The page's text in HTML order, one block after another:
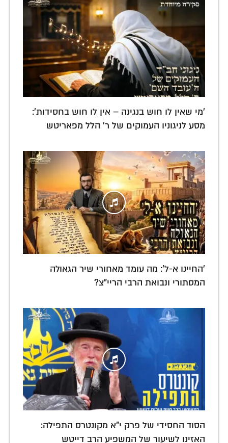
'מי שאין לו חוש בנגינה – אין לו חוש בחסידות':
מסע לניגוניו העמוקים של ר' הלל מפאריטש
'החיינו א-ל': מה עומד מאחורי שיר הגאולה
המסתורי ונבואת הרבי הריי"צ?
הסוד החסידי של פרק י"א מקונטרס התפילה:
האזינו לשיעור של המשפיע הרב דייטש